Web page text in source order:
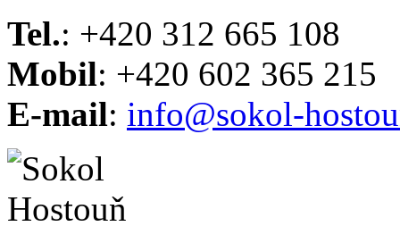
Tel.: +420 312 665 108
Mobil: +420 602 365 215
E-mail: info@sokol-